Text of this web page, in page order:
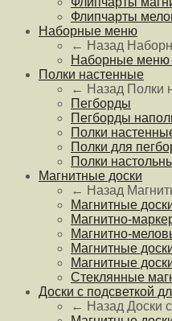
Флипчарты
Наборные меню
← Назад
Наборные меню
Полки настенные
← Назад Полки
Пегборды
Пегборды
Полки
Полки для
Полки
Магнитные доски
← Назад
Магнитные
Магнитно-
Магнитно-
Магнитные
Магнитные
Стеклянные
Доски с подсветкой
← Назад Доски